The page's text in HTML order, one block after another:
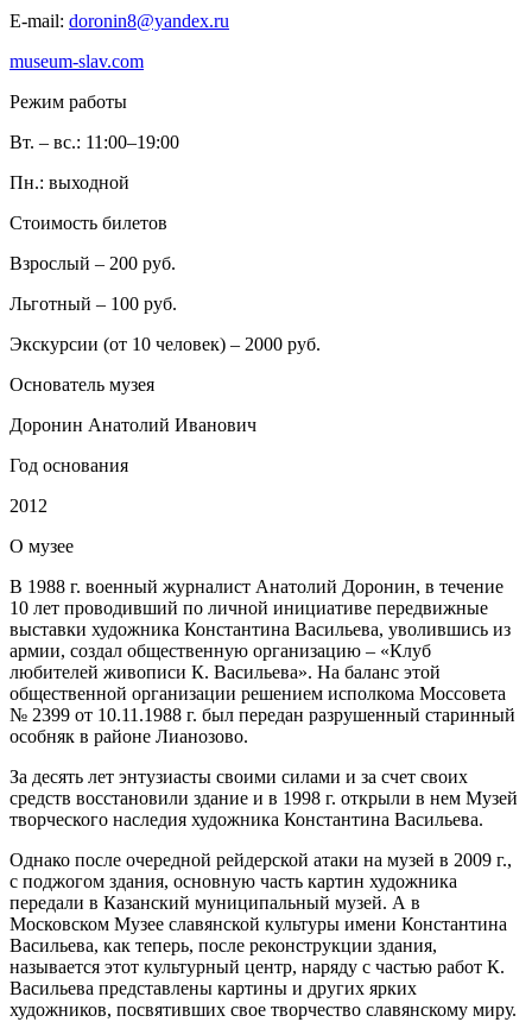
E-mail: doronin8@yandex.ru
museum-slav.com
Режим работы
Вт. – вс.: 11:00–19:00
Пн.: выходной
Стоимость билетов
Взрослый – 200 руб.
Льготный – 100 руб.
Экскурсии (от 10 человек) – 2000 руб.
Основатель музея
Доронин Анатолий Иванович
Год основания
2012
О музее
В 1988 г. военный журналист Анатолий Доронин, в течение
10 лет проводивший по личной инициативе передвижные
выставки художника Константина Васильева, уволившись из
армии, создал общественную организацию – «Клуб
любителей живописи К. Васильева». На баланс этой
общественной организации решением исполкома Моссовета
№ 2399 от 10.11.1988 г. был передан разрушенный старинный
особняк в районе Лианозово.
За десять лет энтузиасты своими силами и за счет своих
средств восстановили здание и в 1998 г. открыли в нем Музей
творческого наследия художника Константина Васильева.
Однако после очередной рейдерской атаки на музей в 2009 г.,
с поджогом здания, основную часть картин художника
передали в Казанский муниципальный музей. А в
Московском Музее славянской культуры имени Константина
Васильева, как теперь, после реконструкции здания,
называется этот культурный центр, наряду с частью работ К.
Васильева представлены картины и других ярких
художников, посвятивших свое творчество славянскому миру.